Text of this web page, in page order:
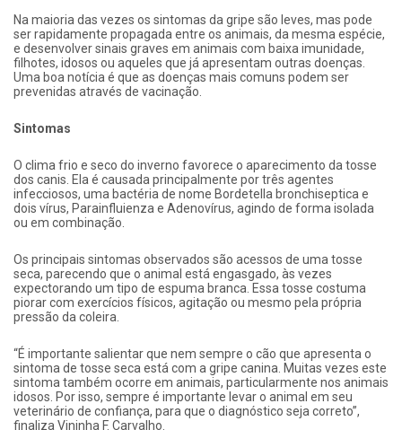
Na maioria das vezes os sintomas da gripe são leves, mas pode
ser rapidamente propagada entre os animais, da mesma espécie,
e desenvolver sinais graves em animais com baixa imunidade,
filhotes, idosos ou aqueles que já apresentam outras doenças.
Uma boa notícia é que as doenças mais comuns podem ser
prevenidas através de vacinação.
Sintomas
O clima frio e seco do inverno favorece o aparecimento da tosse
dos canis. Ela é causada principalmente por três agentes
infecciosos, uma bactéria de nome Bordetella bronchiseptica e
dois vírus, Parainfluienza e Adenovírus, agindo de forma isolada
ou em combinação.
Os principais sintomas observados são acessos de uma tosse
seca, parecendo que o animal está engasgado, às vezes
expectorando um tipo de espuma branca. Essa tosse costuma
piorar com exercícios físicos, agitação ou mesmo pela própria
pressão da coleira.
“É importante salientar que nem sempre o cão que apresenta o
sintoma de tosse seca está com a gripe canina. Muitas vezes este
sintoma também ocorre em animais, particularmente nos animais
idosos. Por isso, sempre é importante levar o animal em seu
veterinário de confiança, para que o diagnóstico seja correto”,
finaliza Vininha F. Carvalho.